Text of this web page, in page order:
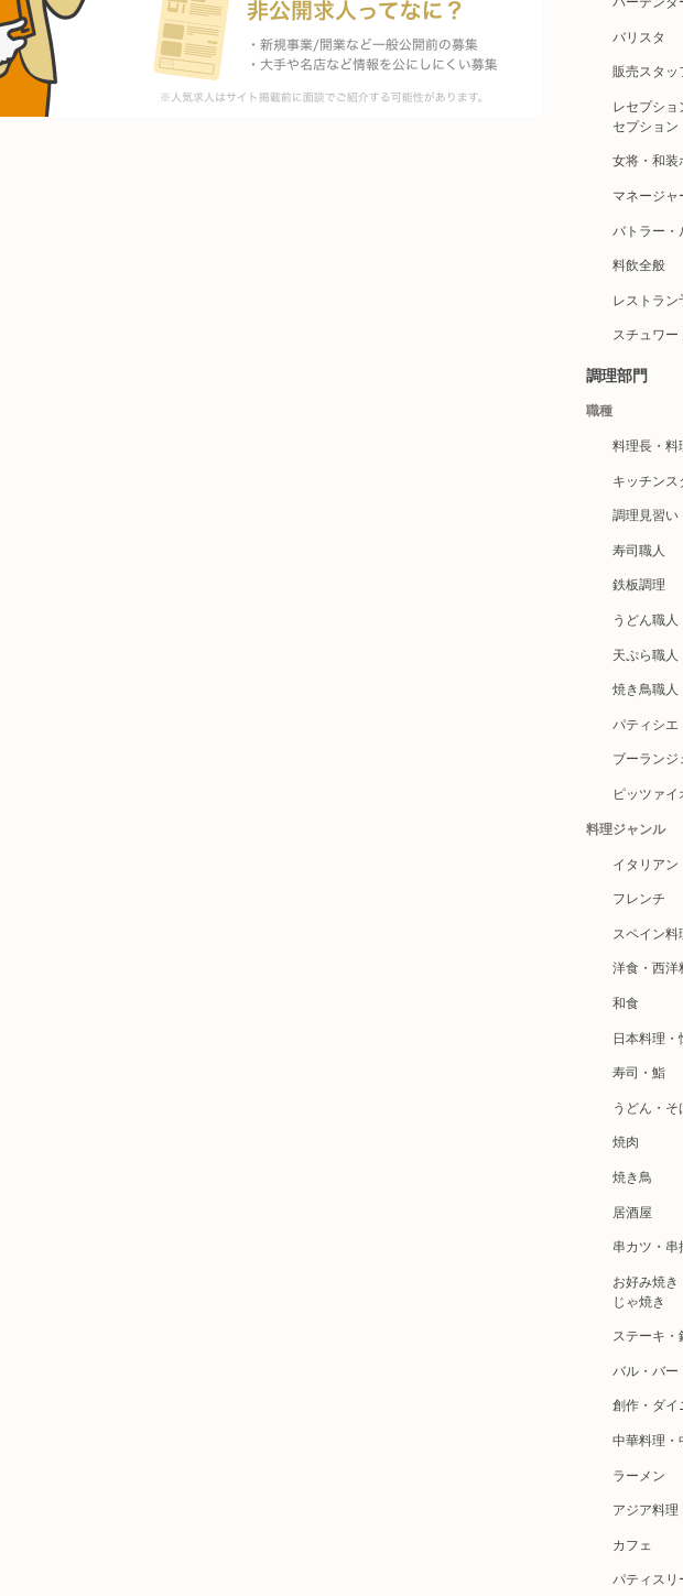
バリスタ
販売スタッ
レセプシ
セプション
女将・和装
マネージ
バトラー・
料飲全般
レストラン
スチュワ
調理部門
職種
料理長・料
キッチンス
調理見習い
寿司職人
鉄板調理
うどん職人
天ぷら職人
焼き鳥職人
パティシエ
ブーランジ
ピッツァイ
料理ジャンル
イタリアン
フレンチ
スペイン料
洋食・西洋
和食
日本料理・
寿司・鮨
うどん・そ
焼肉
焼き鳥
居酒屋
串カツ・串
お好み焼
じゃ焼き
ステーキ・
バル・バー
創作・ダイ
中華料理・
ラーメン
アジア料理
カフェ
パティスリ